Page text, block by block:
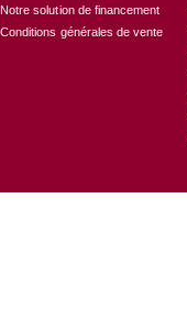
Notre solution de financement
Conditions générales de vente